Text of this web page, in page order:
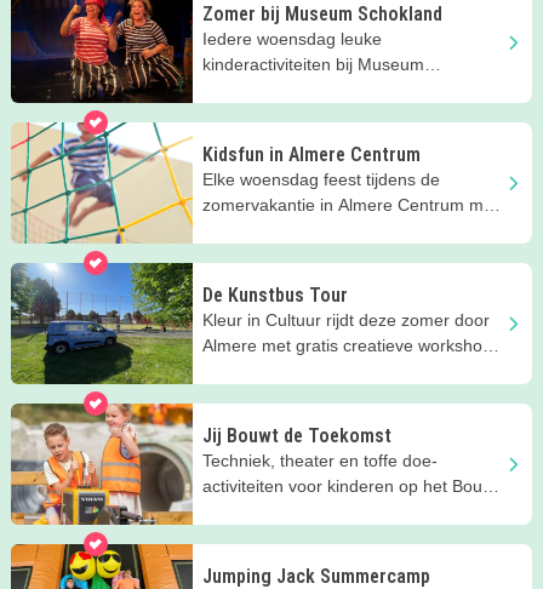
Zomer bij Museum Schokland
Iedere woensdag leuke
kinderactiviteiten bij Museum
Kidsfun in Almere Centrum
Elke woensdag feest tijdens de
zomervakantie in Almere Centrum met
De Kunstbus Tour
Kleur in Cultuur rijdt deze zomer door
Almere met gratis creatieve workshops
Jij Bouwt de Toekomst
Techniek, theater en toffe doe-
activiteiten voor kinderen op het Bouw
Jumping Jack Summercamp